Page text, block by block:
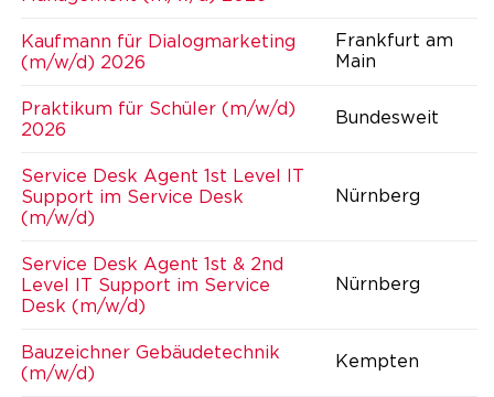
Kaufmann für Dialogmarketing
(m/w/d) 2026
Frankfurt am
Main
Praktikum für Schüler (m/w/d)
2026
Bundesweit
Service Desk Agent 1st Level IT
Support im Service Desk
(m/w/d)
Nürnberg
Service Desk Agent 1st & 2nd
Level IT Support im Service
Desk (m/w/d)
Nürnberg
Bauzeichner Gebäudetechnik
(m/w/d)
Kempten